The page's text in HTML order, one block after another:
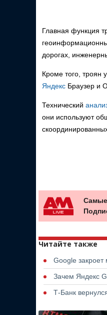
Главная функция
дорогах,
Кроме того, троян
Яндекс Браузер и
Технический
они используют
Самые
Читайте также
Google закроет
Зачем Яндекс
Т-Банк